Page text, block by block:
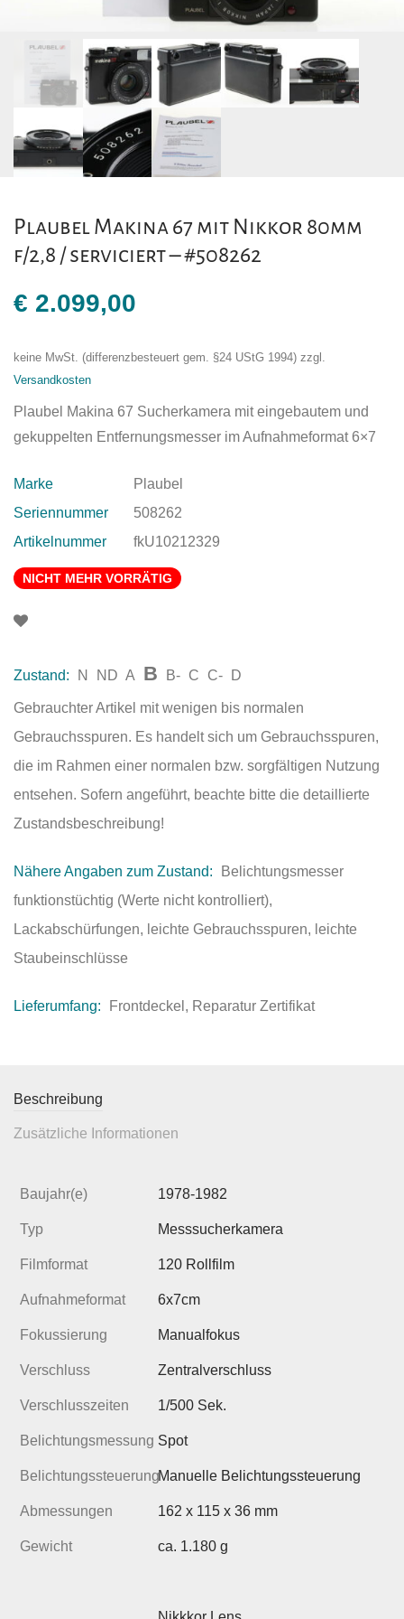
Plaubel Makina 67 mit Nikkor 80mm
f/2,8 / serviciert – #508262
€ 2.099,00
keine MwSt. (differenzbesteuert gem. §24 UStG 1994) zzgl.
Versandkosten
Plaubel Makina 67 Sucherkamera mit eingebautem und
gekuppelten Entfernungsmesser im Aufnahmeformat 6×7
Marke
Plaubel
Seriennummer
508262
Artikelnummer
fkU10212329
NICHT MEHR VORRÄTIG
Zustand: N ND A B B- C C- D
Gebrauchter Artikel mit wenigen bis normalen
Gebrauchsspuren. Es handelt sich um Gebrauchsspuren,
die im Rahmen einer normalen bzw. sorgfältigen Nutzung
entsehen. Sofern angeführt, beachte bitte die detaillierte
Zustandsbeschreibung!
Nähere Angaben zum Zustand:
Belichtungsmesser
funktionstüchtig (Werte nicht kontrolliert),
Lackabschürfungen, leichte Gebrauchsspuren, leichte
Staubeinschlüsse
Lieferumfang: Frontdeckel, Reparatur Zertifikat
Beschreibung
Zusätzliche Informationen
Baujahr(e) 1978-1982
Typ Messsucherkamera
Filmformat 120 Rollfilm
Aufnahmeformat 6x7cm
Fokussierung Manualfokus
Verschluss Zentralverschluss
Verschlusszeiten 1/500 Sek.
Belichtungsmessung Spot
BelichtungssteuerungManuelle Belichtungssteuerung
Abmessungen 162 x 115 x 36 mm
Gewicht ca. 1.180 g